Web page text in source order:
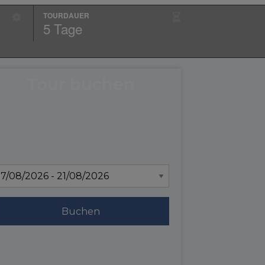
TOURDAUER
5 Tage